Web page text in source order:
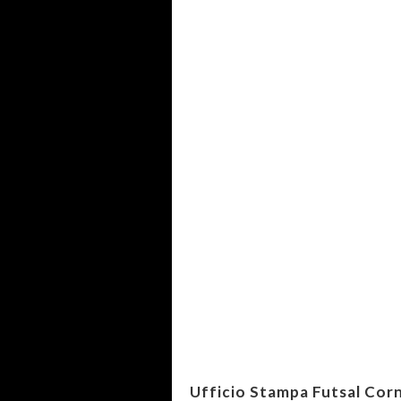
Ufficio Stampa Futsal